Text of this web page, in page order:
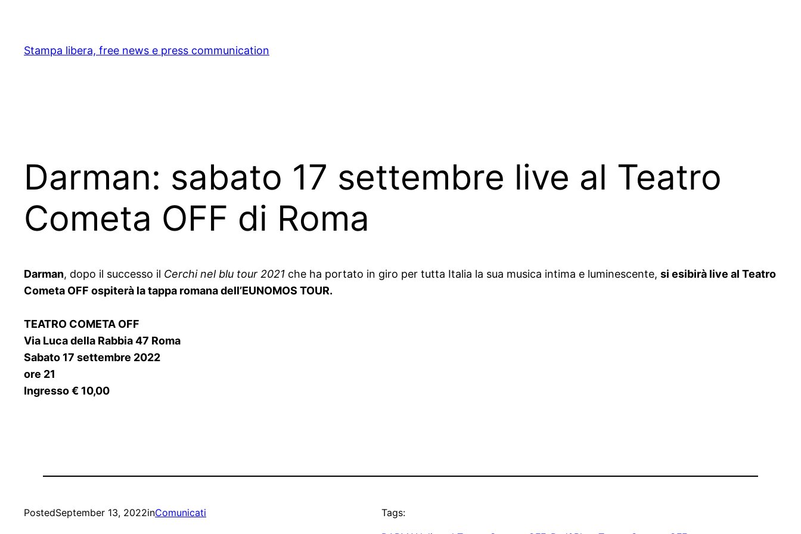
content
Stampa libera, free news e press communication
Darman: sabato 17 settembre live al Teatro
Cometa OFF di Roma
Darman, dopo il successo il Cerchi nel blu tour 2021 che ha portato in giro per tutta Italia la sua musica intima e luminescente, si esibirà live al Teatro
Cometa OFF ospiterà la tappa romana dell’EUNOMOS TOUR.
TEATRO COMETA OFF
Via Luca della Rabbia 47 Roma
Sabato 17 settembre 2022
ore 21
Ingresso € 10,00
PostedSeptember 13, 2022inComunicati Tags: